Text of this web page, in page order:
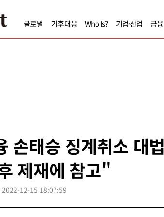
글로벌 기후대응 Who Is? 기업·산업 금융
손태승 징계취소 대법
제재에 참고"
2022-12-15 18:07:59